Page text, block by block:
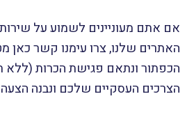
אם אתם מעוניינים לשמוע על שירות
האתרים שלנו, צרו עימנו קשר כאן
הכפתור ונתאם פגישת הכרות
הצרכים העסקיים שלכם ונבנה